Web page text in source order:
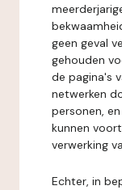
geen geval
gehouden
de pagina's
netwerken
personen,
kunnen
verwerking
Echter, in